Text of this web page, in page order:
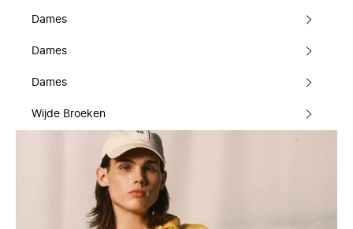
Dames
Dames
Dames
Wijde Broeken